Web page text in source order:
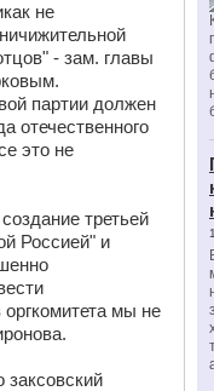
не
- зам. главы
партии должен
отечественного
это не
третьей
Россией" и
оргкомитета мы не
заксовский